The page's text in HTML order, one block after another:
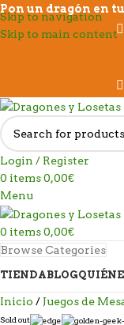
Skip to navigation
Skip to main content
Pon un dragón en
Login / Register
0 items0,00€
Menu
0 items0,00€
Browse Categories
TIENDABLOG
Inicio Juegos de
Sold out